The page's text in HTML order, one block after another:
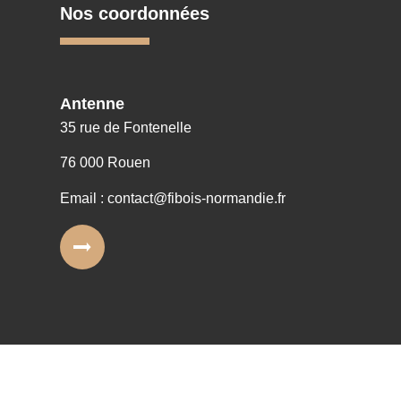
Nos coordonnées
Antenne
35 rue de Fontenelle
76 000 Rouen
Email : contact@fibois-normandie.fr